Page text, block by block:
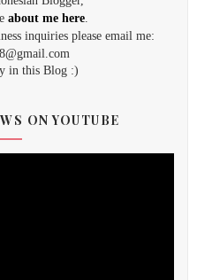
about me here.
inquiries please email me:
in this Blog :)
ON YOUTUBE